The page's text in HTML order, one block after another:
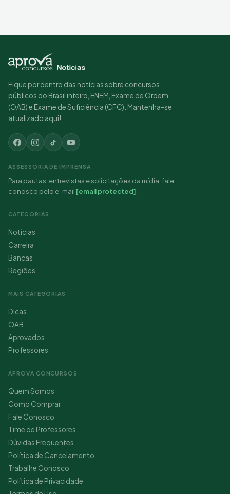
Fique por dentro das notícias sobre concursos
públicos do Brasil inteiro, ENEM, Exame de Ordem
(OAB) e Exame de Suficiência (CFC). Mantenha-se
atualizado aqui!
ASSESSORIA DE IMPRENSA
Para pautas, entrevistas e solicitações da mídia, fale
conosco pelo e-mail [email protected].
CATEGORIAS
Notícias
Carreira
Bancas
Regiões
MAIS CATEGORIAS
Dicas
OAB
Aprovados
Professores
APROVA CONCURSOS
Quem Somos
Como Comprar
Fale Conosco
Time de Professores
Dúvidas Frequentes
Política de Cancelamento
Trabalhe Conosco
Política de Privacidade